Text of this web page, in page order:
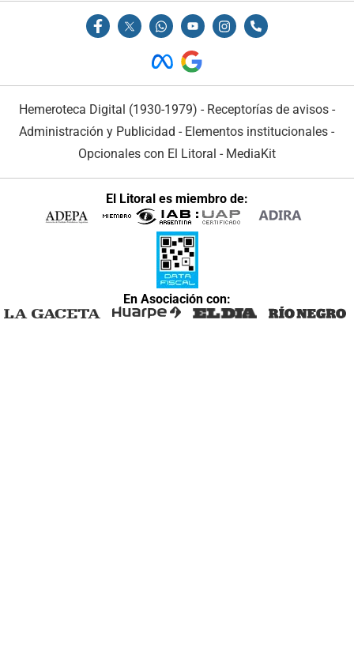
Hemeroteca Digital (1930-1979) - Receptorías de avisos -
Administración y Publicidad - Elementos institucionales -
Opcionales con El Litoral - MediaKit
El Litoral es miembro de:
En Asociación con: